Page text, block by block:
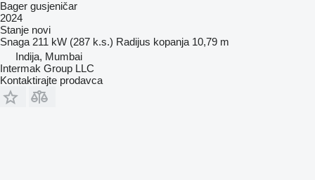
Bager gusjeničar
2024
Stanje novi
Snaga 211 kW (287 k.s.) Radijus kopanja 10,79 m
Indija, Mumbai
Intermak Group LLC
Kontaktirajte prodavca